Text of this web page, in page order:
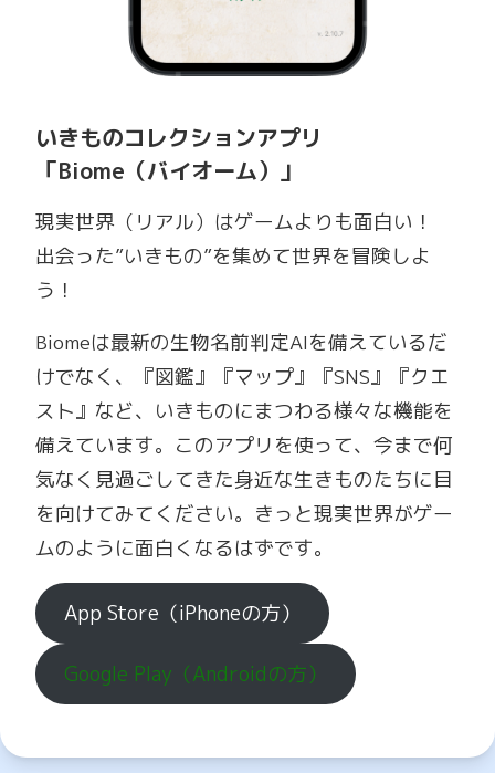
いきものコレクションアプリ
「Biome（バイオーム）」
現実世界（リアル）はゲームよりも面白い！
出会った”いきもの”を集めて世界を冒険しよ
う！
Biomeは最新の生物名前判定AIを備えているだ
けでなく、『図鑑』『マップ』『SNS』『クエ
スト』など、いきものにまつわる様々な機能を
備えています。このアプリを使って、今まで何
気なく見過ごしてきた身近な生きものたちに目
を向けてみてください。きっと現実世界がゲー
ムのように面白くなるはずです。
App Store（iPhoneの方）
Google Play（Androidの方）